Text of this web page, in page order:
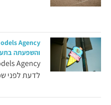
והשפעתה
לדעת לפני